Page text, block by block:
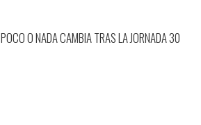
POCO O NADA CAMBIA TRAS LA JORNADA 30